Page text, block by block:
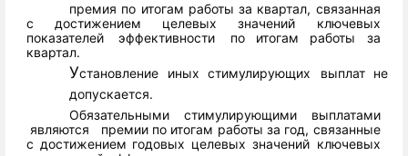
премия по итогам работы за квартал, связанная
с
достижением
целевых значений ключевых
показателей
эффективности по итогам работы
за
квартал.
Установление иных стимулирующих выплат
не
допускается.
Обязательными
стимулирующими
выплатами
являются
премии по итогам работы за год, связанные
с достижением годовых целевых значений ключевых